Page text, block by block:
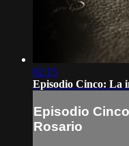
02:15
Episodio Cinco: La
Episodio
Rosario